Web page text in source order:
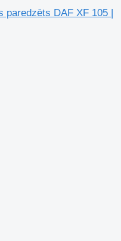
paredzēts DAF XF 105 |